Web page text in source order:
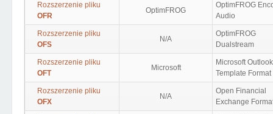
Rozszerzenie pliku
OFR
OptimFROG
OptimFROG
Audio
Rozszerzenie pliku
OFS
N/A
OptimFROG
Dualstream
Rozszerzenie pliku
OFT
Microsoft
Microsoft Outlook
Template Format
Rozszerzenie pliku
OFX
N/A
Open Financial
Exchange